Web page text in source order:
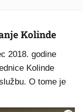
Kolinde
2018. godine
Kolinde
O tome je